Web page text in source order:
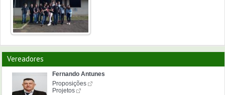
Vereadores
Fernando Antunes
Proposições
Projetos